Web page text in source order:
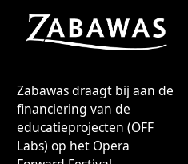
Zabawas draagt bij aan de
financiering van de
educatieprojecten (OFF
Labs) op het Opera